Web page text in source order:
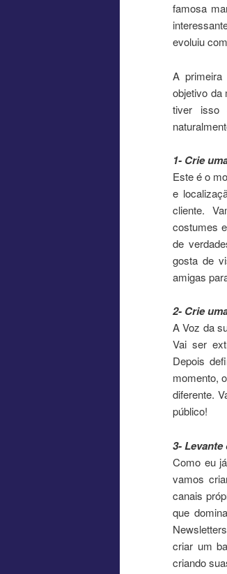
famosa
evoluiu
A primeira
objetivo da
tiver isso
1- Crie
Este é o
e
cliente.
costumes
de
gosta de
amigas
2- Crie
A Voz da
Vai ser
Depois
momento,
diferente.
público!
3-
Como eu
vamos
canais
que
criar um
criando